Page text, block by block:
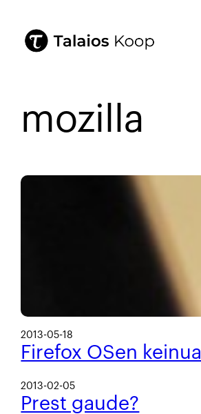
mozilla
2013-05-18
Firefox OSen keinua
2013-02-05
Prest gaude?